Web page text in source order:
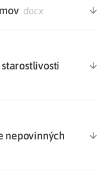
docx
nepovinných